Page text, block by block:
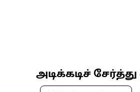
அடிக்கடிச்